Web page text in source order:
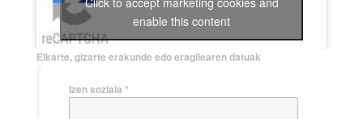
enable this content
Elkarte, gizarte erakunde edo eragilearen datuak
Izen soziala *